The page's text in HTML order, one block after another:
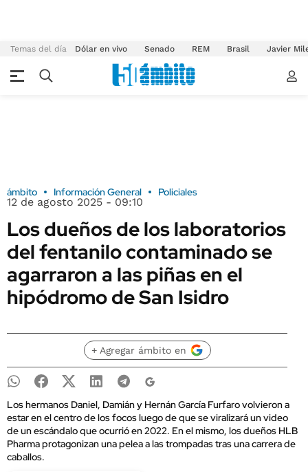
Temas del día Dólar en vivo Senado REM Brasil Javier
ámbito Información General Policiales
12 de agosto 2025 - 09:10
Los dueños de los laboratorios
del fentanilo contaminado se
agarraron a las piñas en el
hipódromo de San Isidro
+ Agregar ámbito en
Los hermanos Daniel, Damián y Hernán García Furfaro volvieron a
estar en el centro de los focos luego de que se viralizará un video
de un escándalo que ocurrió en 2022. En el mismo, los dueños HLB
Pharma protagonizan una pelea a las trompadas tras una carrera de
caballos.